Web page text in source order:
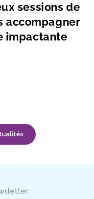
sessions de
accompagner
impactante